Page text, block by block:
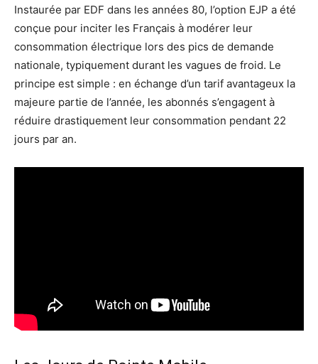
Instaurée par EDF dans les années 80, l’option EJP a été
conçue pour inciter les Français à modérer leur
consommation électrique lors des pics de demande
nationale, typiquement durant les vagues de froid. Le
principe est simple : en échange d’un tarif avantageux la
majeure partie de l’année, les abonnés s’engagent à
réduire drastiquement leur consommation pendant 22
jours par an.